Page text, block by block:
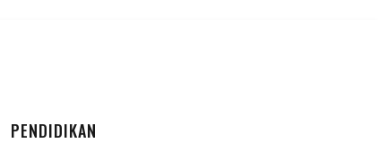
PENDIDIKAN